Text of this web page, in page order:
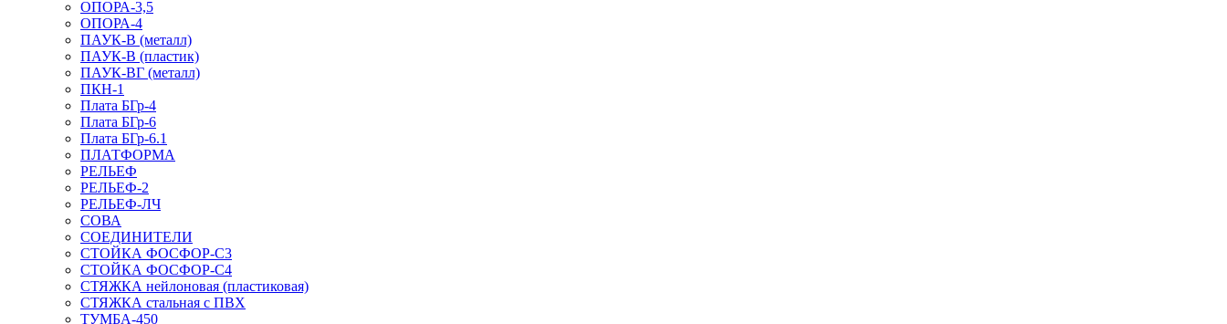
ОПОРА-3,5
ОПОРА-4
ПАУК-В (металл)
ПАУК-В (пластик)
ПАУК-ВГ (металл)
ПКН-1
Плата БГр-4
Плата БГр-6
Плата БГр-6.1
ПЛАТФОРМА
РЕЛЬЕФ
РЕЛЬЕФ-2
РЕЛЬЕФ-ЛЧ
СОВА
СОЕДИНИТЕЛИ
СТОЙКА ФОСФОР-С3
СТОЙКА ФОСФОР-С4
СТЯЖКА нейлоновая (пластиковая)
СТЯЖКА стальная с ПВХ
ТУМБА-450